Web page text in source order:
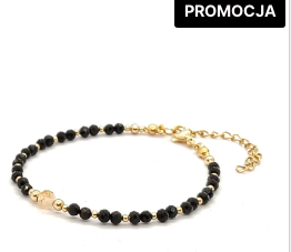
PROMOCJA